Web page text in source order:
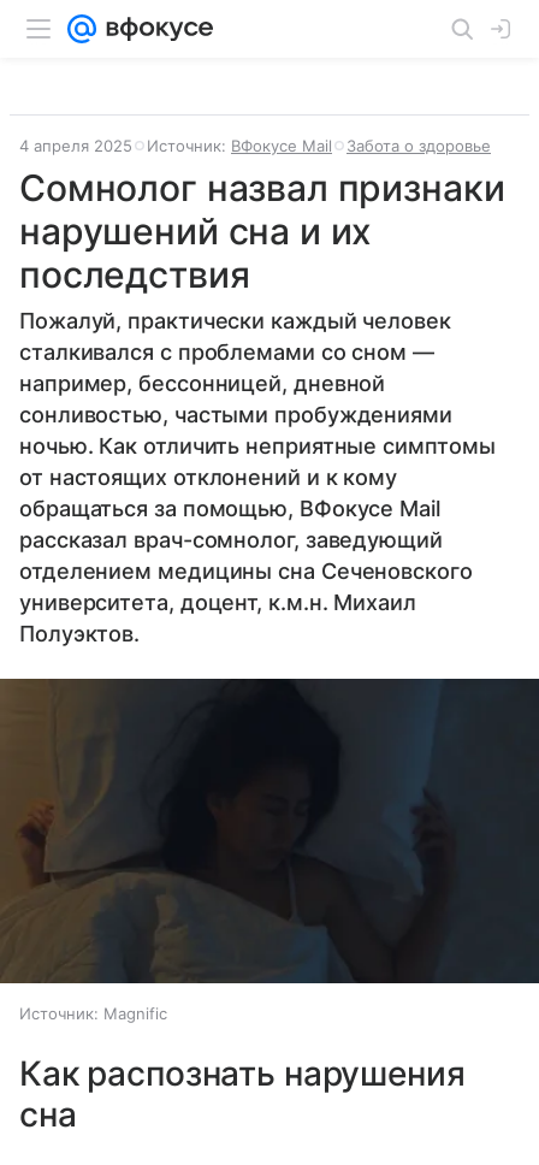
4 апреля 2025 Источник: ВФокусе Mail Забота о здоровье
Сомнолог назвал признаки
нарушений сна и их
последствия
Пожалуй, практически каждый человек
сталкивался с проблемами со сном —
например, бессонницей, дневной
сонливостью, частыми пробуждениями
ночью. Как отличить неприятные симптомы
от настоящих отклонений и к кому
обращаться за помощью, ВФокусе Mail
рассказал врач-сомнолог, заведующий
отделением медицины сна Сеченовского
университета, доцент, к.м.н. Михаил
Полуэктов.
Источник: Magnific
Как распознать нарушения
сна